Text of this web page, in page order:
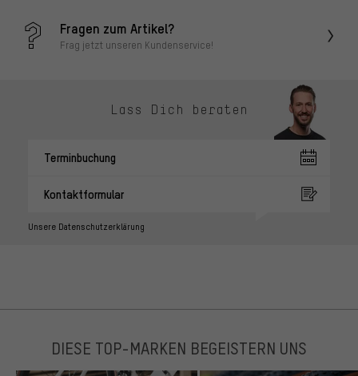
Fragen zum Artikel?
Frag jetzt unseren Kundenservice!
Lass Dich beraten
Terminbuchung
Kontaktformular
Unsere Datenschutzerklärung
DIESE TOP-MARKEN BEGEISTERN UNS